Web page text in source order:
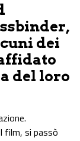
dei
del loro
film, si passò